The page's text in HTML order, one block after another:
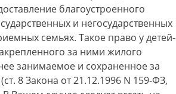
благоустроенного
и негосударственных
семьях. Такое право у детей-
за ними жилого
занимаемое и сохраненное за
8 Закона от 21.12.1996 N 159-ФЗ,